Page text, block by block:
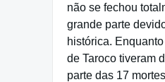
não se fechou
grande parte
histórica.
de Taroco tiveram
parte das 17